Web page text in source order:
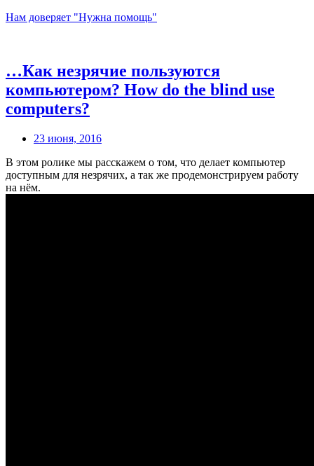
Нам доверяет "Нужна помощь"
…Как незрячие пользуются
компьютером? How do the blind use
computers?
23 июня, 2016
В этом ролике мы расскажем о том, что делает компьютер
доступным для незрячих, а так же продемонстрируем работу
на нём.